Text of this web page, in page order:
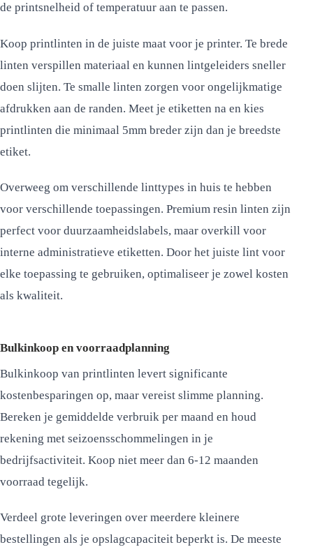
de printsnelheid of temperatuur aan te passen.
Koop printlinten in de juiste maat voor je printer. Te brede
linten verspillen materiaal en kunnen lintgeleiders sneller
doen slijten. Te smalle linten zorgen voor ongelijkmatige
afdrukken aan de randen. Meet je etiketten na en kies
printlinten die minimaal 5mm breder zijn dan je breedste
etiket.
Overweeg om verschillende linttypes in huis te hebben
voor verschillende toepassingen. Premium resin linten zijn
perfect voor duurzaamheidslabels, maar overkill voor
interne administratieve etiketten. Door het juiste lint voor
elke toepassing te gebruiken, optimaliseer je zowel kosten
als kwaliteit.
Bulkinkoop en voorraadplanning
Bulkinkoop van printlinten levert significante
kostenbesparingen op, maar vereist slimme planning.
Bereken je gemiddelde verbruik per maand en houd
rekening met seizoensschommelingen in je
bedrijfsactiviteit. Koop niet meer dan 6-12 maanden
voorraad tegelijk.
Verdeel grote leveringen over meerdere kleinere
bestellingen als je opslagcapaciteit beperkt is. De meeste